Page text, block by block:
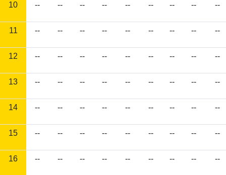
10 -- -- -- -- -- -- -- -- --
11 -- -- -- -- -- -- -- -- --
12 -- -- -- -- -- -- -- -- --
13 -- -- -- -- -- -- -- -- --
14 -- -- -- -- -- -- -- -- --
15 -- -- -- -- -- -- -- -- --
16 -- -- -- -- -- -- -- -- --